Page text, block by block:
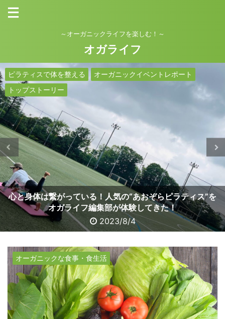
～オーガニックライフを楽しむ！～
オガライフ
PR トップストーリー おすすめ記事
【割引クーポンあり】スポーツ選手も愛用！「CBD」の力
で睡眠の質を改善し、健やかな心身を手に入れて
2023/8/25
ピラティスで体を整える
オーガニックイベントレポート
トップストーリー
心と身体は繋がっている！人気の“あおぞらピラティス”を
オガライフ編集部が体験してきた！
2023/8/4
健康的な体づくり
オーガニック料理レシピ・簡単レシピ
トップストーリー
トッピングやタレで変化を！おもわずやみつきになる冷や
奴レシピ！
2023/8/2
オーガニックな食事・食生活
オーガニック料理レシピ・簡単レシピ
お弁当のおかずに困った！卵嫌い&卵アレルギーと玉子焼き
以外の我が家のレシピをご紹介
2023/6/29
ヨガ・アーユルヴェーダを楽しむライフスタイル
おすすめのオーガニックショップ・スーパーマーケット・カフェ・
オーガニックイベントレポート
10年目を迎えた「オーガニックライフTOKYO 2023」に行
ってきました！
2023/6/5
ヨガ・アーユルヴェーダを楽しむライフスタイル
トップストーリー
最近聞くヨガ ニドラってなに？効果や構成要素を説明！
2023/5/19
オーガニック料理レシピ・簡単レシピ
健康的な体づくり
おすすめのオーガニックショップ・スーパーマーケット・カフェ・
トップストーリー
魅力あふれる納豆について〜我が家の食べ方&おすすめ納豆
をご紹介〜
2023/5/4
おすすめのオーガニックコスメ（化粧品） トップストーリー
赤ちゃんにも安心！ママと一緒に使えるオーガニックコス
メご紹介！
2022/3/16
オーガニックな食事・食生活
こだわりのオーガニックライフスタイル
私たちは農業もファッションも好きだ！農ファッション農
ライフ-no fashion no life-
2020/8/20
ヨガ・アーユルヴェーダを楽しむライフスタイル
トップストーリー
新しいヨガ＆フィットネスレッスンの形！オンラインレッ
スンSOELUをご紹介！
2020/2/16
オーガニックな食事・食生活